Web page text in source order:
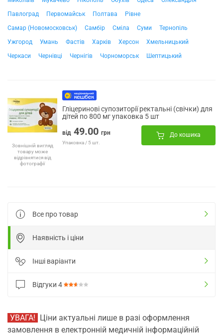
Павлоград
Первомайськ Полтава
Рівне
Самар (Новомосковськ)
Самбір Сміла Суми
Тернопіль
Ужгород
Умань Фастів Харків Херсон
Хмельницький
Черкаси
Чернівці Чернігів Чорноморськ Шептицький
Зовнішній вигляд
товару може
відрізнятися від
фотографії
Гліцеринові супозиторії ректальні (свічки) для
дітей по 800 мг упаковка 5 шт
від 49.00 грн
Упаковка / 5 шт.
До кошика
Все про товар
Наявність і ціни
Інші варіанти
Відгуки 4
УВАГА! Ціни актуальні лише в разі оформлення
замовлення в електронній медичній інформаційній